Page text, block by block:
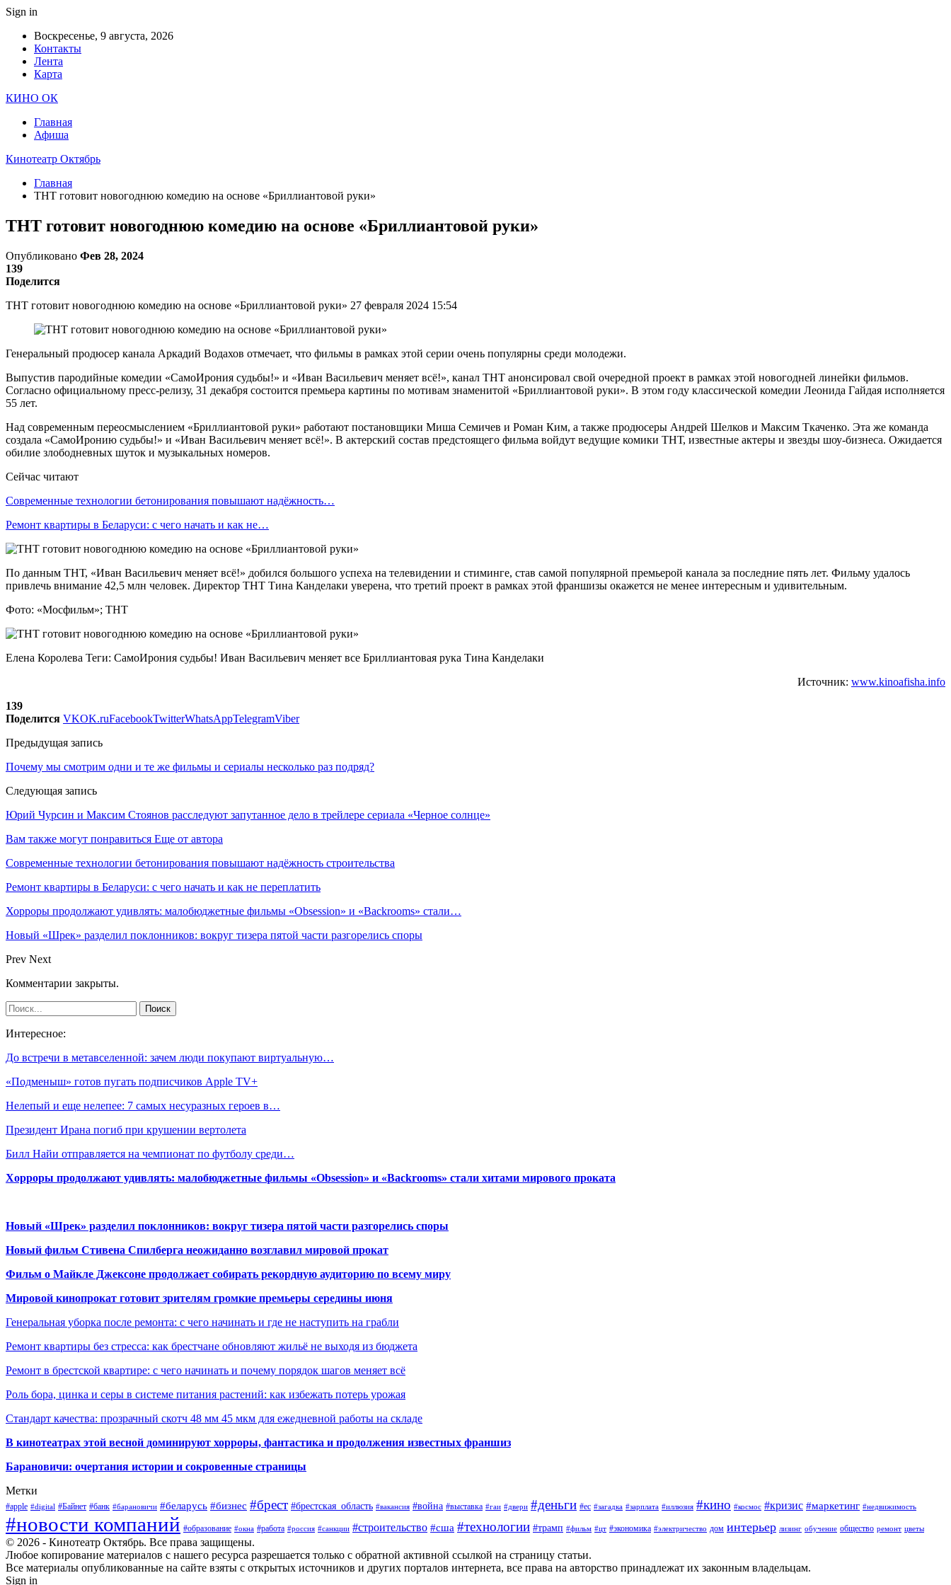
Sign in
Воскресенье, 9 августа, 2026
Контакты
Лента
Карта
КИНО ОК
Главная
Афиша
Кинотеатр Октябрь
Главная
ТНТ готовит новогоднюю комедию на основе «Бриллиантовой руки»
ТНТ готовит новогоднюю комедию на основе «Бриллиантовой руки»
Опубликовано Фев 28, 2024
139
Поделится
ТНТ готовит новогоднюю комедию на основе «Бриллиантовой руки» 27 февраля 2024 15:54
Генеральный продюсер канала Аркадий Водахов отмечает, что фильмы в рамках этой серии очень популярны среди молодежи.
Выпустив пародийные комедии «СамоИрония судьбы!» и «Иван Васильевич меняет всё!», канал ТНТ анонсировал свой очередной проект в рамках этой новогодней линейки фильмов.
Согласно официальному пресс-релизу, 31 декабря состоится премьера картины по мотивам знаменитой «Бриллиантовой руки». В этом году классической комедии Леонида Гайдая исполняется
55 лет.
Над современным переосмыслением «Бриллиантовой руки» работают постановщики Миша Семичев и Роман Ким, а также продюсеры Андрей Шелков и Максим Ткаченко. Эта же команда
создала «СамоИронию судьбы!» и «Иван Васильевич меняет всё!». В актерский состав предстоящего фильма войдут ведущие комики ТНТ, известные актеры и звезды шоу-бизнеса. Ожидается
обилие злободневных шуток и музыкальных номеров.
Сейчас читают
Современные технологии бетонирования повышают надёжность…
Ремонт квартиры в Беларуси: с чего начать и как не…
По данным ТНТ, «Иван Васильевич меняет всё!» добился большого успеха на телевидении и стиминге, став самой популярной премьерой канала за последние пять лет. Фильму удалось
привлечь внимание 42,5 млн человек. Директор ТНТ Тина Канделаки уверена, что третий проект в рамках этой франшизы окажется не менее интересным и удивительным.
Фото: «Мосфильм»; ТНТ
Елена Королева Теги: СамоИрония судьбы! Иван Васильевич меняет все Бриллиантовая рука Тина Канделаки
Источник: www.kinoafisha.info
139
Поделится VKOK.ruFacebookTwitterWhatsAppTelegramViber
Предыдущая запись
Почему мы смотрим одни и те же фильмы и сериалы несколько раз подряд?
Следующая запись
Юрий Чурсин и Максим Стоянов расследуют запутанное дело в трейлере сериала «Черное солнце»
Вам также могут понравиться Еще от автора
Современные технологии бетонирования повышают надёжность строительства
Ремонт квартиры в Беларуси: с чего начать и как не переплатить
Хорроры продолжают удивлять: малобюджетные фильмы «Obsession» и «Backrooms» стали…
Новый «Шрек» разделил поклонников: вокруг тизера пятой части разгорелись споры
Prev Next
Комментарии закрыты.
Интересное:
До встречи в метавселенной: зачем люди покупают виртуальную…
«Подменыш» готов пугать подписчиков Apple TV+
Нелепый и еще нелепее: 7 самых несуразных героев в…
Президент Ирана погиб при крушении вертолета
Билл Найи отправляется на чемпионат по футболу среди…
Хорроры продолжают удивлять: малобюджетные фильмы «Obsession» и «Backrooms» стали хитами мирового проката
Новый «Шрек» разделил поклонников: вокруг тизера пятой части разгорелись споры
Новый фильм Стивена Спилберга неожиданно возглавил мировой прокат
Фильм о Майкле Джексоне продолжает собирать рекордную аудиторию по всему миру
Мировой кинопрокат готовит зрителям громкие премьеры середины июня
Генеральная уборка после ремонта: с чего начинать и где не наступить на грабли
Ремонт квартиры без стресса: как брестчане обновляют жильё не выходя из бюджета
Ремонт в брестской квартире: с чего начинать и почему порядок шагов меняет всё
Роль бора, цинка и серы в системе питания растений: как избежать потерь урожая
Стандарт качества: прозрачный скотч 48 мм 45 мкм для ежедневной работы на складе
В кинотеатрах этой весной доминируют хорроры, фантастика и продолжения известных франшиз
Барановичи: очертания истории и сокровенные страницы
Метки
#apple #digital #Байнет #банк #барановичи #беларусь #бизнес #брест #брестская_область #вакансия #война #выставка #гаи #двери #деньги #ес #загадка #зарплата #иллюзия #кино #космос #кризис #маркетинг #недвижимость
#новости компаний #образование #окна #работа #россия #санкции #строительство #сша #технологии #трамп #фильм #цт #экономика #электричество дом интерьер лизинг обучение общество ремонт цветы
© 2026 - Кинотеатр Октябрь. Все права защищены.
Любое копирование материалов с нашего ресурса разрешается только с обратной активной ссылкой на страницу статьи.
Все материалы опубликованные на сайте взяты с открытых источников и других порталов интернета, все права на авторство принадлежат их законным владельцам.
Sign in